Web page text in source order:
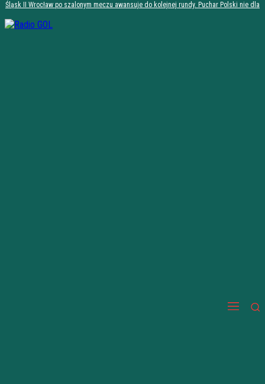
Śląsk II Wrocław po szalonym meczu awansuje do kolejnej rundy. Puchar Polski nie dla